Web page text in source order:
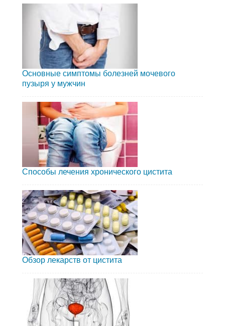
Основные симптомы болезней мочевого
пузыря у мужчин
Способы лечения хронического цистита
Обзор лекарств от цистита